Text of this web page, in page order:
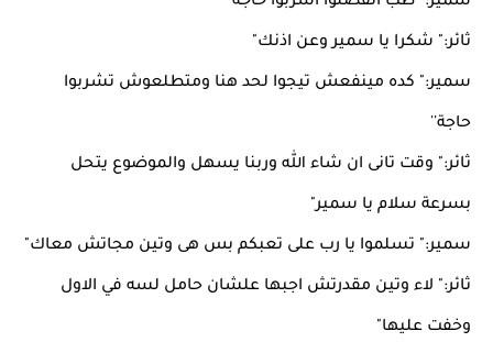
ثائر:" شكرا يا سمير وعن اذنك"
سمير:" كده مينفعش تيجوا لحد هنا ومتطلعوش تشربوا
حاجة''
ثائر:" وقت تانى ان شاء الله وربنا يسهل والموضوع يتحل
بسرعة سلام يا سمير"
سمير:" تسلموا يا رب على تعبكم بس هى وتين مجاتش معاك"
ثائر:" لاء وتين مقدرتش اجبها علشان حامل لسه في الاول
وخفت عليها"